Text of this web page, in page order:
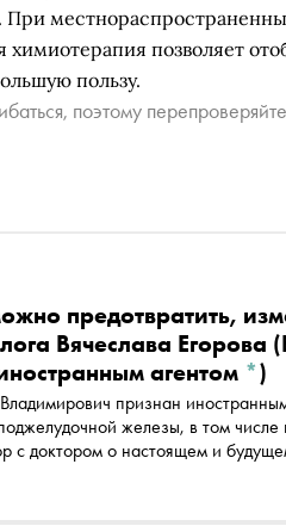
позволяет
пользу.
поэтому
предотвратить,
Вячеслава Егорова
агентом *)
признан
железы, в том
с доктором о настоящем и